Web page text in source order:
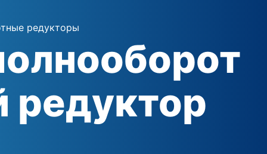
редукторы
редуктор